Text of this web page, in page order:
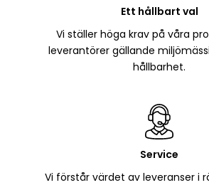
Ett hållbart val
Vi ställer höga krav på våra
leverantörer gällande
hållbarhet.
Service
Vi förstår värdet av leveranser i